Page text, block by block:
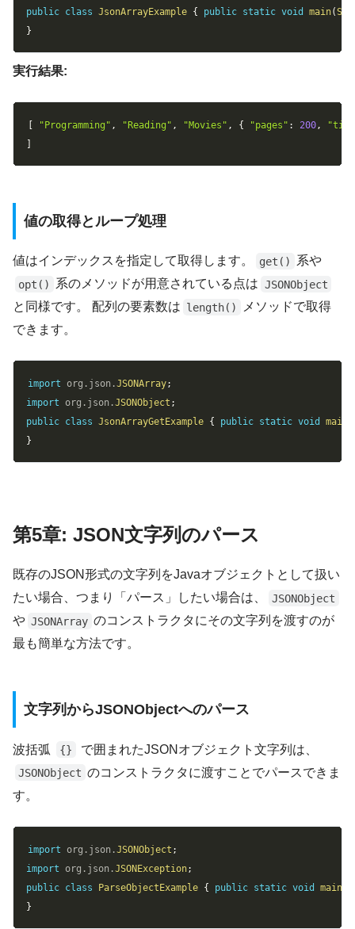
public class JsonArrayExample { public static void main(
}
実行結果:
"Programming" , "Reading" , "Movies" , { "pages" : 200,
値の取得とループ処理
値はインデックスを指定して取得します。 get() 系や
opt() 系のメソッドが用意されている点は JSONObject
と同様です。 配列の要素数は length()
メソッドで取得
できます。
import org . json .JSONArray;
import org . json .JSONObject ;
public class JsonArrayGetExample { public static void main
}
第5章: JSON文字列のパース
既存のJSON形式の文字列をJavaオブジェクトとして扱い
たい場合、つまり「パース」したい場合は、
JSONObject
や JSONArray のコンストラクタにその文字列を渡すのが
最も簡単な方法です。
文字列からJSONObjectへのパース
波括弧 {} で囲まれたJSONオブジェクト文字列は、
JSONObject のコンストラクタに渡すことでパースできま
す。
import org . json .JSONObject ;
import org . json .JSONException;
public class ParseObjectExample { public static void main
}